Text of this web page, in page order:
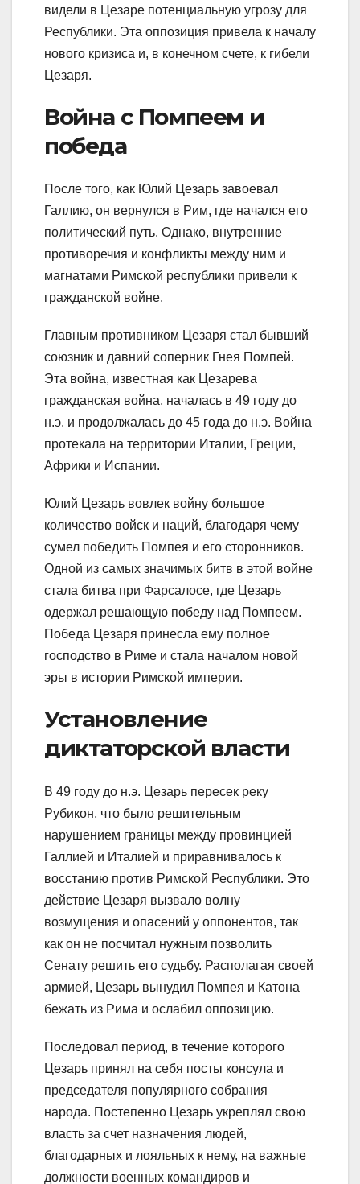
видели в Цезаре потенциальную угрозу для
Республики. Эта оппозиция привела к началу
нового кризиса и, в конечном счете, к гибели
Цезаря.
Война с Помпеем и
победа
После того, как Юлий Цезарь завоевал
Галлию, он вернулся в Рим, где начался его
политический путь. Однако, внутренние
противоречия и конфликты между ним и
магнатами Римской республики привели к
гражданской войне.
Главным противником Цезаря стал бывший
союзник и давний соперник Гнея Помпей.
Эта война, известная как Цезарева
гражданская война, началась в 49 году до
н.э. и продолжалась до 45 года до н.э. Война
протекала на территории Италии, Греции,
Африки и Испании.
Юлий Цезарь вовлек войну большое
количество войск и наций, благодаря чему
сумел победить Помпея и его сторонников.
Одной из самых значимых битв в этой войне
стала битва при Фарсалосе, где Цезарь
одержал решающую победу над Помпеем.
Победа Цезаря принесла ему полное
господство в Риме и стала началом новой
эры в истории Римской империи.
Установление
диктаторской власти
В 49 году до н.э. Цезарь пересек реку
Рубикон, что было решительным
нарушением границы между провинцией
Галлией и Италией и приравнивалось к
восстанию против Римской Республики. Это
действие Цезаря вызвало волну
возмущения и опасений у оппонентов, так
как он не посчитал нужным позволить
Сенату решить его судьбу. Располагая своей
армией, Цезарь вынудил Помпея и Катона
бежать из Рима и ослабил оппозицию.
Последовал период, в течение которого
Цезарь принял на себя посты консула и
председателя популярного собрания
народа. Постепенно Цезарь укреплял свою
власть за счет назначения людей,
благодарных и лояльных к нему, на важные
должности военных командиров и